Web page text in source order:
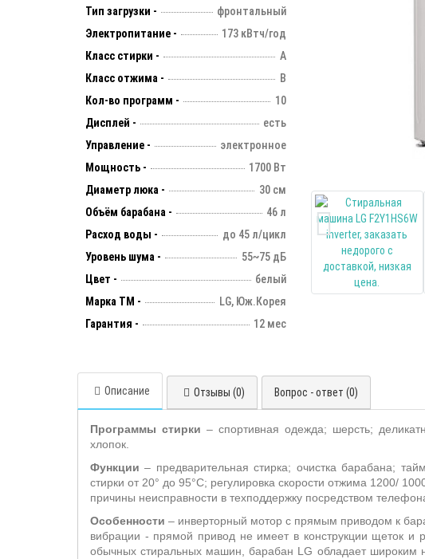
Тип загрузки -
фронтальный
Электропитание -
173 кВтч/год
Класс стирки -
А
Класс отжима -
B
Кол-во программ -
10
Дисплей -
есть
Управление -
электронное
Мощность -
1700 Вт
Диаметр люка -
30 см
Объём барабана -
46 л
Расход воды -
до 45 л/цикл
Уровень шума -
55~75 дБ
Цвет -
белый
Марка ТМ -
LG, Юж.Корея
Гарантия -
12 мес
Описание Отзывы (0) Вопрос - ответ (0)
Программы стирки – спортивная одежда; шерсть;
хлопок.
Функции– предварительная стирка; очистка барабана;
стирки от 20° до 95°С; регулировка скорости отжима 1200/
причины неисправности в техподдержку посредством
Особенности– инверторный мотор с прямым приводом к
вибрации - прямой привод не имеет в конструкции щеток
обычных стиральных машин, барабан LG обладает широким